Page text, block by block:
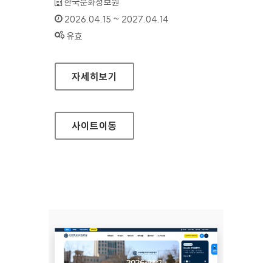
인증기간 :
2026.04.15 ~ 2027.04.14
상태 :
유효
지역문화통합정보시스템
자세히보기
사이트이동